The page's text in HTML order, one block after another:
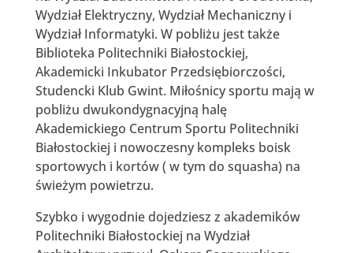
Wydział Elektryczny, Wydział Mechaniczny i
Wydział Informatyki. W pobliżu jest także
Biblioteka Politechniki Białostockiej,
Akademicki Inkubator Przedsiębiorczości,
Studencki Klub Gwint. Miłośnicy sportu mają w
pobliżu dwukondygnacyjną halę
Akademickiego Centrum Sportu Politechniki
Białostockiej i nowoczesny kompleks boisk
sportowych i kortów ( w tym do squasha) na
świeżym powietrzu.
Szybko i wygodnie dojedziesz z akademików
Politechniki Białostockiej na Wydział